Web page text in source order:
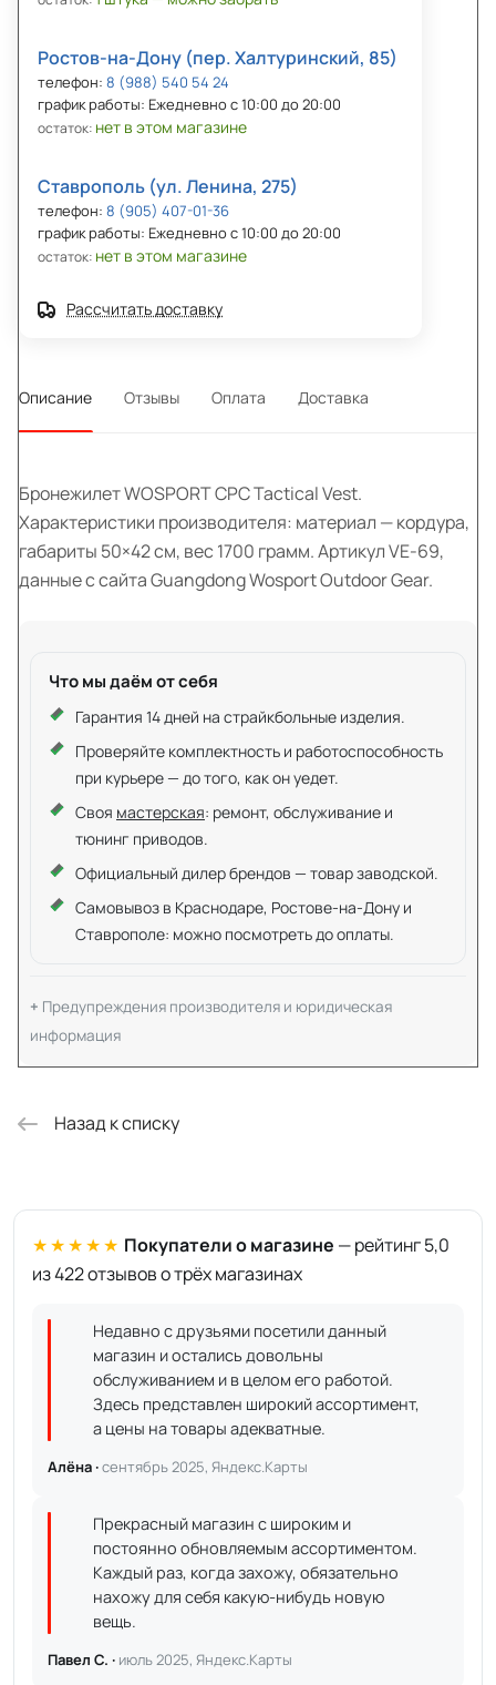
Ростов-на-Дону (пер. Халтуринский, 85)
телефон: 8 (988) 540 54 24
график работы: Ежедневно с 10:00 до 20:00
остаток: нет в этом магазине
Ставрополь (ул. Ленина, 275)
телефон: 8 (905) 407-01-36
график работы: Ежедневно с 10:00 до 20:00
остаток: нет в этом магазине
Рассчитать доставку
Описание Отзывы Оплата Доставка
Бронежилет WOSPORT CPC Tactical Vest.
Характеристики производителя: материал — кордура,
габариты 50×42 см, вес 1700 грамм. Артикул VE-69,
данные с сайта Guangdong Wosport Outdoor Gear.
Что мы даём от себя
Гарантия 14 дней на страйкбольные изделия.
Проверяйте комплектность и работоспособность
при курьере — до того, как он уедет.
Своя мастерская: ремонт, обслуживание и
тюнинг приводов.
Официальный дилер брендов — товар заводской.
Самовывоз в Краснодаре, Ростове-на-Дону и
Ставрополе: можно посмотреть до оплаты.
Предупреждения производителя и юридическая
информация
Назад к списку
★★★★★ Покупатели о магазине — рейтинг 5,0
из 422 отзывов о трёх магазинах
Недавно с друзьями посетили данный
магазин и остались довольны
обслуживанием и в целом его работой.
Здесь представлен широкий ассортимент,
а цены на товары адекватные.
Алёна ·сентябрь 2025, Яндекс.Карты
Прекрасный магазин с широким и
постоянно обновляемым ассортиментом.
Каждый раз, когда захожу, обязательно
нахожу для себя какую-нибудь новую
вещь.
Павел С. · июль 2025, Яндекс.Карты